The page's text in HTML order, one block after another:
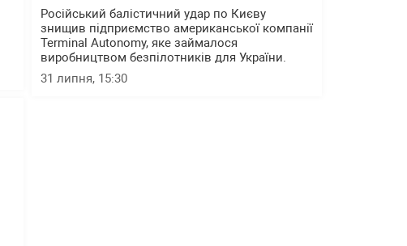
Російський балістичний удар по Києву
знищив підприємство американської компанії
Terminal Autonomy, яке займалося
виробництвом безпілотників для України.
31 липня, 15:30